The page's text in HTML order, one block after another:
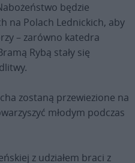
będzie
na Polach Lednickich, aby
– zarówno katedra
Rybą stały się
zostaną przewiezione na
młodym podczas
z udziałem braci z